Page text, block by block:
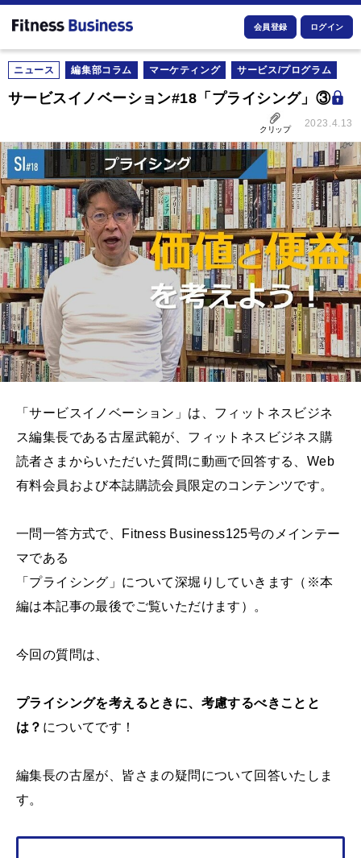
会員登録 ログイン
ニュース 編集部コラム マーケティング サービス/プログラム
サービスイノベーション#18「プライシング」③
クリップ
2023.4.13
「サービスイノベーション」は、フィットネスビジネ
ス編集長である古屋武範が、フィットネスビジネス購
読者さまからいただいた質問に動画で回答する、Web
有料会員および本誌購読会員限定のコンテンツです。
一問一答方式で、Fitness Business125号のメインテー
マである
「プライシング」について深堀りしていきます（※本
編は本記事の最後でご覧いただけます）。
今回の質問は、
プライシングを考えるときに、考慮するべきことと
は？ についてです！
編集長の古屋が、皆さまの疑問について回答いたしま
す。